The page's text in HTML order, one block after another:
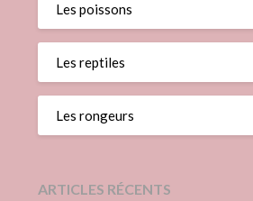
Les poissons
Les reptiles
Les rongeurs
ARTICLES RÉCENTS